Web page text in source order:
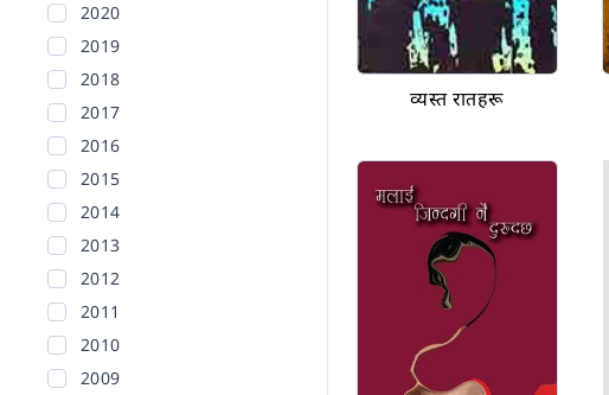
2020
2019
2018
2017
2016
2015
2014
2013
2012
2011
2010
2009
व्यस्त रातहरू